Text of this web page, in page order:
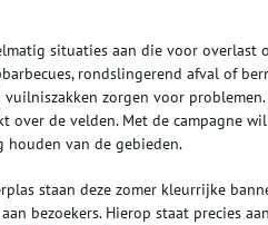
situaties aan die voor overlast
rondslingerend afval of
zorgen voor
over de velden. Met de campagne
van de gebieden.
staan deze zomer kleurrijke
bezoekers. Hierop staat precies